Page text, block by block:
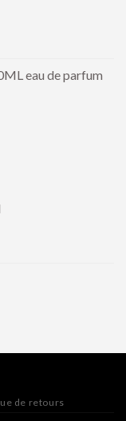
eau de parfum
de retours